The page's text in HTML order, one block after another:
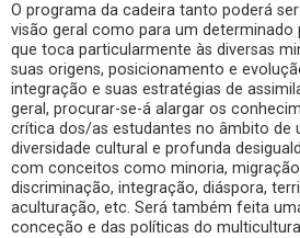
O programa da cadeira tanto poderá
visão geral como para um
que toca particularmente às diversas
suas origens, posicionamento e
integração e suas estratégias de
geral, procurar-se-á alargar os
crítica dos/as estudantes no âmbito de
diversidade cultural e profunda
com conceitos como minoria,
discriminação, integração, diáspora,
aculturação, etc. Será também feita
conceção e das políticas do